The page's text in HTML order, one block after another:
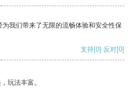
我们带来了无限的流畅体验和安全性保
支持[0] 反对[0]
玩法丰富。